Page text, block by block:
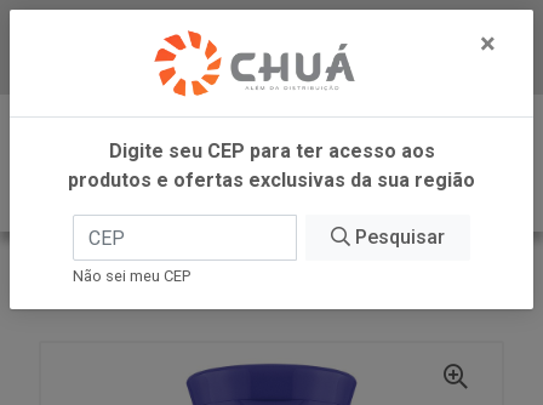
Baixe já nosso APP
0
INÍCIO
AJINOMOTO
×
Digite seu CEP para ter acesso aos
produtos e ofertas exclusivas da sua região
Pesquisar
Não sei meu CEP